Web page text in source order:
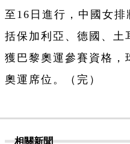
至16日進行，中國女
括保加利亞、德國、土
獲巴黎奧運參賽資格，
奧運席位。（完）
相關新聞